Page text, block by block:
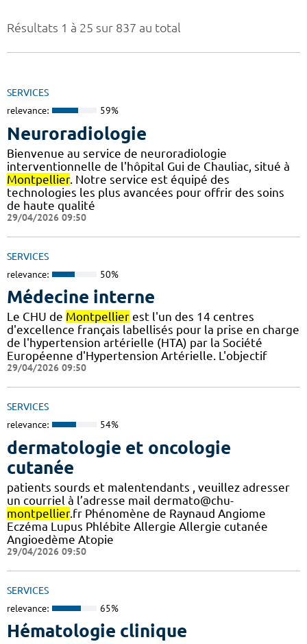
Résultats 1 à 25 sur 837 au total
SERVICES
relevance: 59%
Neuroradiologie
Bienvenue au service de neuroradiologie
interventionnelle de l'hôpital Gui de Chauliac, situé à
Montpellier. Notre service est équipé des
technologies les plus avancées pour offrir des soins
de haute qualité
29/04/2026 09:50
SERVICES
relevance: 50%
Médecine interne
Le CHU de Montpellier est l'un des 14 centres
d'excellence français labellisés pour la prise en charge
de l'hypertension artérielle (HTA) par la Société
Européenne d'Hypertension Artérielle. L'objectif
29/04/2026 09:50
SERVICES
relevance: 54%
dermatologie et oncologie
cutanée
patients sourds et malentendants , veuillez adresser
un courriel à l’adresse mail dermato@chu-
montpellier.fr Phénomène de Raynaud Angiome
Eczéma Lupus Phlébite Allergie Allergie cutanée
Angioedème Atopie
29/04/2026 09:50
SERVICES
relevance: 65%
Hématologie clinique